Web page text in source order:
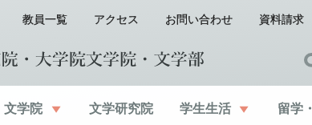
教員一覧 アクセス お問い合わせ 資料請求
文学院 文学研究院 学生生活 留学・